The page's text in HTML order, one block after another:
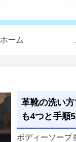
ホーム
革靴の洗い
も4つと手順5
ボディーソープ